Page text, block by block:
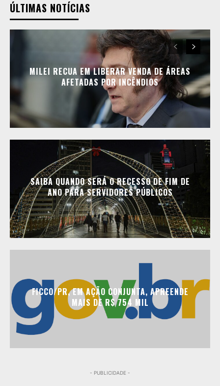
ÚLTIMAS NOTÍCIAS
MILEI RECUA EM LIBERAR VENDA DE ÁREAS
AFETADAS POR INCÊNDIOS
SAIBA QUANDO SERÁ O RECESSO DE FIM DE
ANO PARA SERVIDORES PÚBLICOS
FICCO/PR, EM AÇÃO CONJUNTA, APREENDE
MAIS DE R$ 754 MIL
- PUBLICIDADE -